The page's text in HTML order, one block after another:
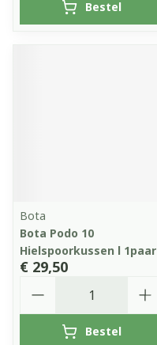
Bestel
Bota
Bota Podo 10
Hielspoorkussen l 1paar
€ 29,50
Bestel